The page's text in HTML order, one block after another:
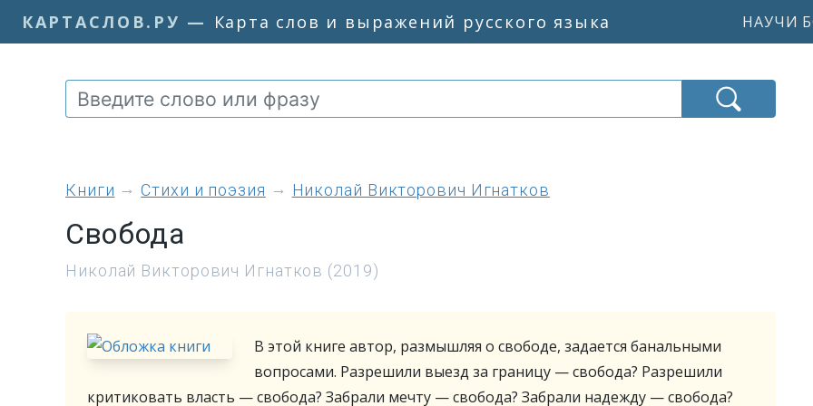
КАРТАСЛОВ.РУ — Карта слов и выражений русского языка НАУЧИ
книги Стихи и поэзия Николай Викторович Игнатков
Свобода
Николай Викторович Игнатков (2019)
В этой книге автор, размышляя о свободе, задается банальными
вопросами. Разрешили выезд за границу — свобода? Разрешили
критиковать власть — свобода? Забрали мечту — свобода? Забрали надежду — свобода?